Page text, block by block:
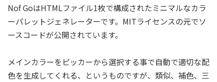
Nof GoはHTMLファイル1枚で構成されたミニマルなカラ
ーパレットジェネレーターです。MITライセンスの元でソ
ースコードが公開されています。
メインカラーをピッカーから選択する事で自動で適切な配
色を生成してくれる、というものですが、類似、補色、三